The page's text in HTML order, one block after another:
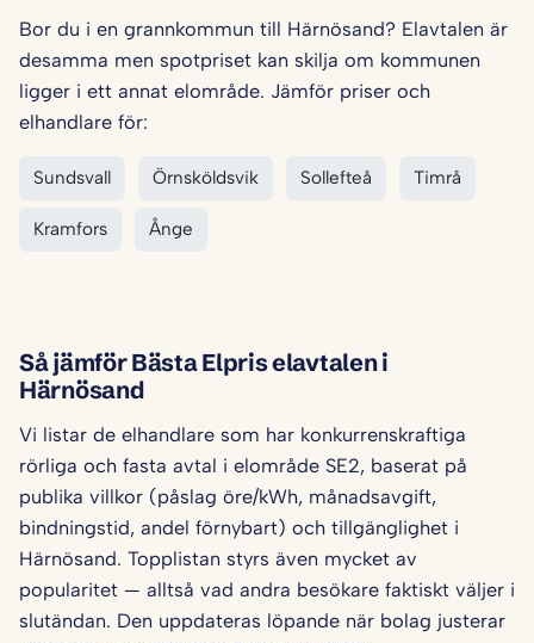
Bor du i en grannkommun till Härnösand? Elavtalen är
desamma men spotpriset kan skilja om kommunen
ligger i ett annat elområde. Jämför priser och
elhandlare för:
Sundsvall Örnsköldsvik Sollefteå Timrå
Kramfors Ånge
Så jämför Bästa Elpris elavtalen i
Härnösand
Vi listar de elhandlare som har konkurrenskraftiga
rörliga och fasta avtal i elområde SE2, baserat på
publika villkor (påslag öre/kWh, månadsavgift,
bindningstid, andel förnybart) och tillgänglighet i
Härnösand. Topplistan styrs även mycket av
popularitet — alltså vad andra besökare faktiskt väljer i
slutändan. Den uppdateras löpande när bolag justerar